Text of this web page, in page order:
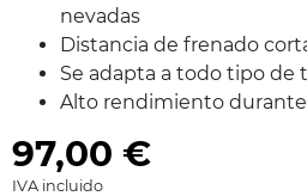
nevadas
Distancia de frenado
Se adapta a todo tipo de
Alto rendimiento
97,00 €
IVA incluido